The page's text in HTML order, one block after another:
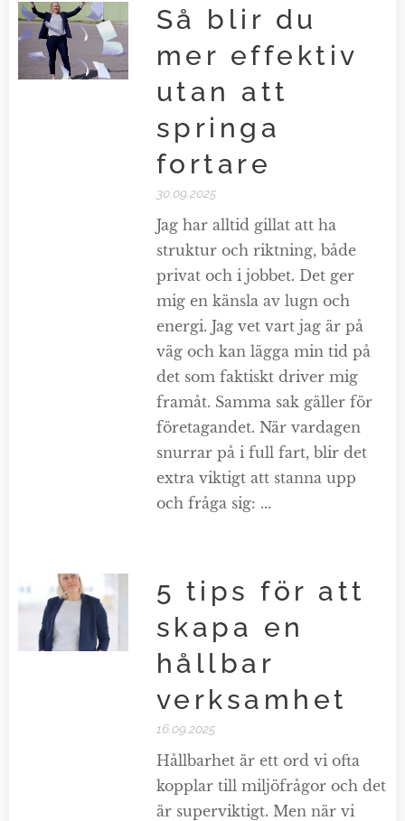
Så blir du
mer effektiv
utan att
springa
fortare
30.09.2025
Jag har alltid gillat att ha
struktur och riktning, både
privat och i jobbet. Det ger
mig en känsla av lugn och
energi. Jag vet vart jag är på
väg och kan lägga min tid på
det som faktiskt driver mig
framåt. Samma sak gäller för
företagandet. När vardagen
snurrar på i full fart, blir det
extra viktigt att stanna upp
och fråga sig: ...
5 tips för att
skapa en
hållbar
verksamhet
16.09.2025
Hållbarhet är ett ord vi ofta
kopplar till miljöfrågor och det
är superviktigt. Men när vi